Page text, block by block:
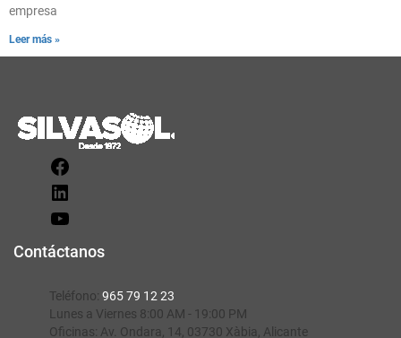
empresa
Leer más »
Contáctanos
Teléfono: 965 79 12 23
Lunes a Viernes 8:00 AM - 19:00 PM
Oficinas: Av. Ondara, 14, 03730 Xàbia, Alicante